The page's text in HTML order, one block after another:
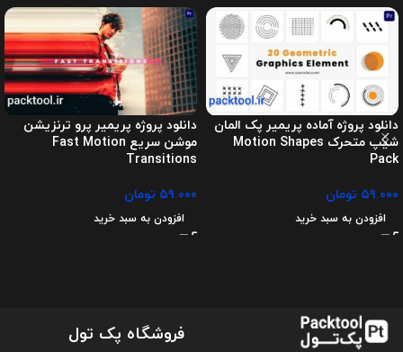
دانلود پروژه آماده پریمیر پک المان
شیپ متحرک Motion Shapes
Pack
۵۹.۰۰۰ تومان
افزودن به سبد خرید
دانلود پروژه پریمیر پرو ترنزیشن
موشن سریع Fast Motion
Transitions
۵۹.۰۰۰ تومان
افزودن به سبد خرید
فروشگاه پک تول